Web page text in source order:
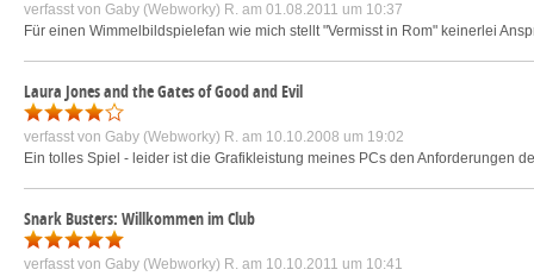
verfasst von Gaby (Webworky) R. am 01.08.2011 um 10:37
Für einen Wimmelbildspielefan wie mich stellt "Vermisst in Rom" keinerlei
Laura Jones and the Gates of Good and Evil
verfasst von Gaby (Webworky) R. am 10.10.2008 um 19:02
Ein tolles Spiel - leider ist die Grafikleistung meines PCs den Anforderungen
Snark Busters: Willkommen im Club
verfasst von Gaby (Webworky) R. am 10.10.2011 um 10:41